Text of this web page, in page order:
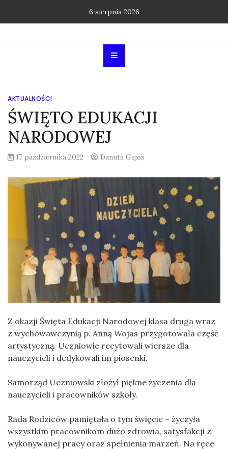
6 sierpnia 2026
AKTUALNOŚCI
ŚWIĘTO EDUKACJI
NARODOWEJ
17 października 2022 Danuta Gajos
Z okazji Święta Edukacji Narodowej klasa druga wraz
z wychowawczynią p. Anną Wojas przygotowała część
artystyczną. Uczniowie recytowali wiersze dla
nauczycieli i dedykowali im piosenki.
Samorząd Uczniowski złożył piękne życzenia dla
nauczycieli i pracowników szkoły.
Rada Rodziców pamiętała o tym święcie – życzyła
wszystkim pracownikom dużo zdrowia, satysfakcji z
wykonywanej pracy oraz spełnienia marzeń. Na ręce